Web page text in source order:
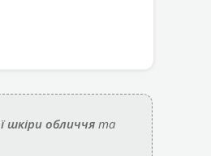
шкіри обличчята